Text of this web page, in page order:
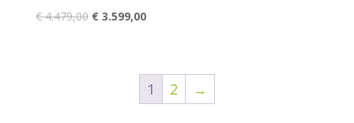
€4.479,00 Le
€3.599,00Le
est :
€ 3.599,00.
1 2 →